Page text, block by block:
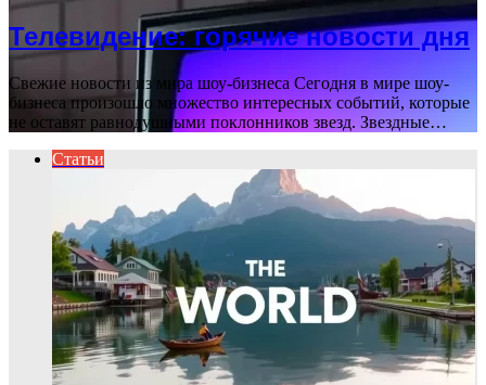
Телевидение: горячие новости дня
Свежие новости из мира шоу-бизнеса Сегодня в мире шоу-
бизнеса произошло множество интересных событий, которые
не оставят равнодушными поклонников звезд. Звездные…
Статьи